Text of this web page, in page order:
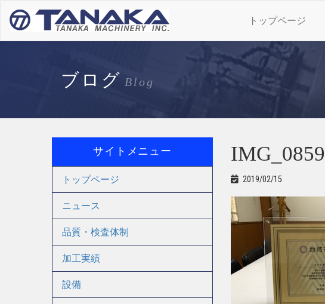
トップページ
ブログ Blog
IMG_0859
2019/02/15
サイトメニュー
トップページ
ニュース
品質・検査体制
加工実績
設備